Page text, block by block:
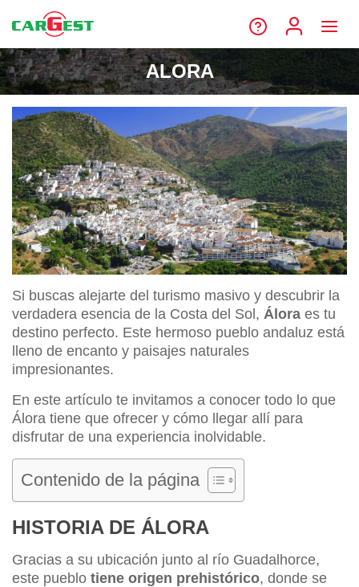
ALORA
Si buscas alejarte del turismo masivo y descubrir la
verdadera esencia de la Costa del Sol, Álora es tu
destino perfecto. Este hermoso pueblo andaluz está
lleno de encanto y paisajes naturales
impresionantes.
En este artículo te invitamos a conocer todo lo que
Álora tiene que ofrecer y cómo llegar allí para
disfrutar de una experiencia inolvidable.
Contenido de la página
HISTORIA DE ÁLORA
Gracias a su ubicación junto al río Guadalhorce,
este pueblo tiene origen prehistórico, donde se